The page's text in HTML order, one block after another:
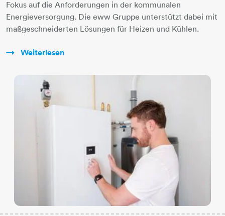
Fokus auf die Anforderungen in der kommunalen
Energieversorgung. Die eww Gruppe unterstützt dabei mit
maßgeschneiderten Lösungen für Heizen und Kühlen.
Weiterlesen